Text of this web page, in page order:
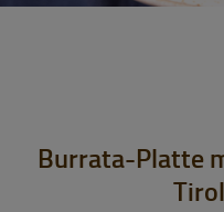
Burrata-Platte